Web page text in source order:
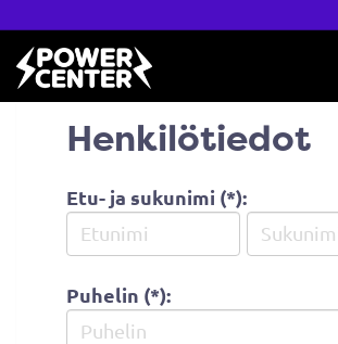
Henkilötiedot
Etu- ja sukunimi (*):
Puhelin (*):